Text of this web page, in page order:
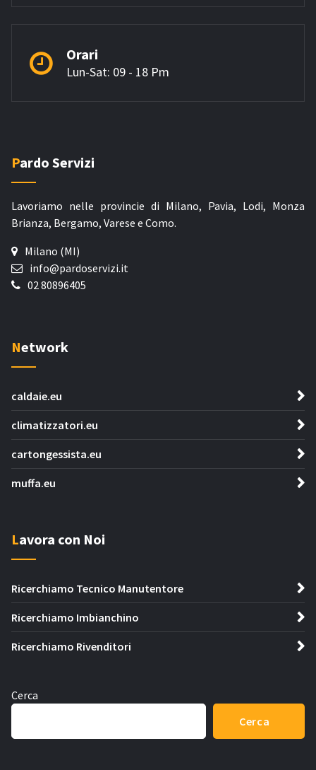
Orari
Lun-Sat: 09 - 18 Pm
Pardo Servizi
Lavoriamo nelle provincie di Milano, Pavia, Lodi, Monza
Brianza, Bergamo, Varese e Como.
Milano (MI)
info@pardoservizi.it
02 80896405
Network
caldaie.eu
climatizzatori.eu
cartongessista.eu
muffa.eu
Lavora con Noi
Ricerchiamo Tecnico Manutentore
Ricerchiamo Imbianchino
Ricerchiamo Rivenditori
Cerca
Cerca